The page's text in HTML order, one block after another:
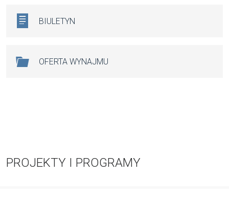
BIULETYN
OFERTA WYNAJMU
PROJEKTY I PROGRAMY